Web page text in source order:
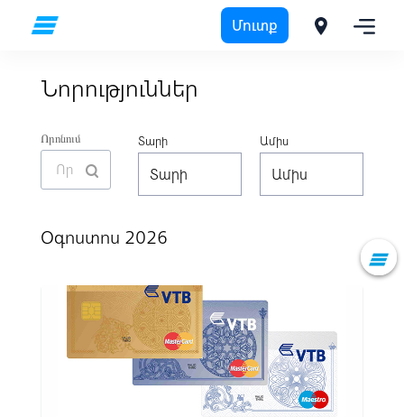
Մուտք
Նորություններ
Որոնում Տարի Ամիս
Օգոստոս 2026